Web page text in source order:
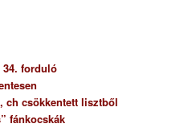
34. forduló
ch csökkentett lisztből
fánkocskák